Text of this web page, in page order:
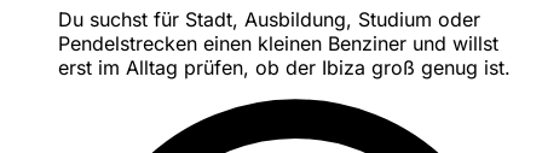
Du suchst für Stadt, Ausbildung, Studium oder
Pendelstrecken einen kleinen Benziner und willst
erst im Alltag prüfen, ob der Ibiza groß genug ist.